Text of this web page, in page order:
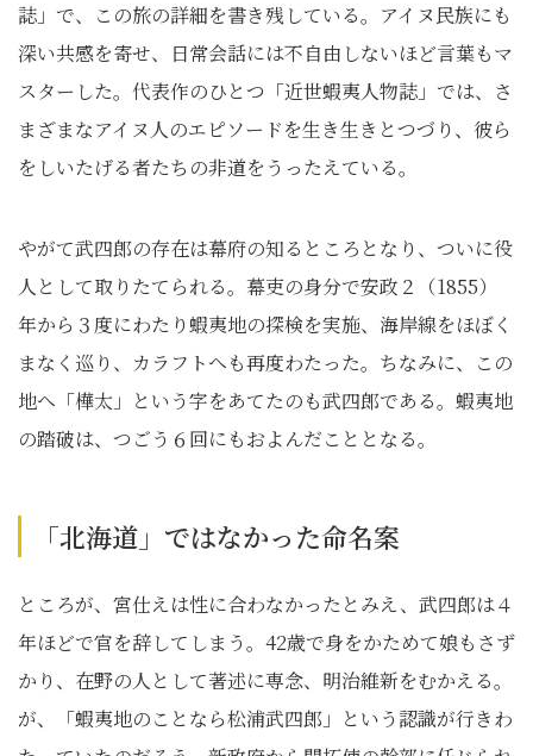
誌」で、この旅の詳細を書き残している。アイヌ民族にも
深い共感を寄せ、日常会話には不自由しないほど言葉もマ
スターした。代表作のひとつ「近世蝦夷人物誌」では、さ
まざまなアイヌ人のエピソードを生き生きとつづり、彼ら
をしいたげる者たちの非道をうったえている。
やがて武四郎の存在は幕府の知るところとなり、ついに役
人として取りたてられる。幕吏の身分で安政２（1855）
年から３度にわたり蝦夷地の探検を実施、海岸線をほぼく
まなく巡り、カラフトへも再度わたった。ちなみに、この
地へ「樺太」という字をあてたのも武四郎である。蝦夷地
の踏破は、つごう６回にもおよんだこととなる。
「北海道」ではなかった命名案
ところが、宮仕えは性に合わなかったとみえ、武四郎は４
年ほどで官を辞してしまう。42歳で身をかためて娘もさず
かり、在野の人として著述に専念、明治維新をむかえる。
が、「蝦夷地のことなら松浦武四郎」という認識が行きわ